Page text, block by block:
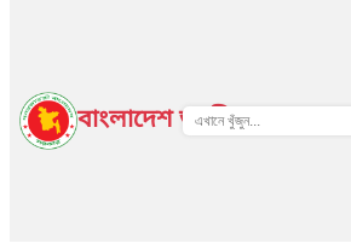
বাংলাদেশ জাতীয় তথ্য